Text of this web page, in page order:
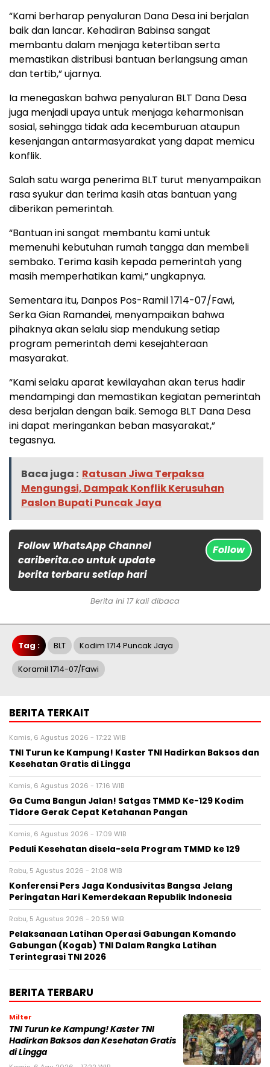
“Kami berharap penyaluran Dana Desa ini berjalan
baik dan lancar. Kehadiran Babinsa sangat
membantu dalam menjaga ketertiban serta
memastikan distribusi bantuan berlangsung aman
dan tertib,” ujarnya.
Ia menegaskan bahwa penyaluran BLT Dana Desa
juga menjadi upaya untuk menjaga keharmonisan
sosial, sehingga tidak ada kecemburuan ataupun
kesenjangan antarmasyarakat yang dapat memicu
konflik.
Salah satu warga penerima BLT turut menyampaikan
rasa syukur dan terima kasih atas bantuan yang
diberikan pemerintah.
“Bantuan ini sangat membantu kami untuk
memenuhi kebutuhan rumah tangga dan membeli
sembako. Terima kasih kepada pemerintah yang
masih memperhatikan kami,” ungkapnya.
Sementara itu, Danpos Pos-Ramil 1714-07/Fawi,
Serka Gian Ramandei, menyampaikan bahwa
pihaknya akan selalu siap mendukung setiap
program pemerintah demi kesejahteraan
masyarakat.
“Kami selaku aparat kewilayahan akan terus hadir
mendampingi dan memastikan kegiatan pemerintah
desa berjalan dengan baik. Semoga BLT Dana Desa
ini dapat meringankan beban masyarakat,”
tegasnya.
Baca juga : Ratusan Jiwa Terpaksa
Mengungsi, Dampak Konflik Kerusuhan
Paslon Bupati Puncak Jaya
Follow WhatsApp Channel
cariberita.co untuk update
berita terbaru setiap hari
Follow
Berita ini 17 kali dibaca
Tag : BLT Kodim 1714 Puncak Jaya
Koramil 1714-07/Fawi
BERITA TERKAIT
Kamis, 6 Agustus 2026 - 17:22 WIB
TNI Turun ke Kampung! Kaster TNI Hadirkan Baksos dan
Kesehatan Gratis di Lingga
Kamis, 6 Agustus 2026 - 17:16 WIB
Ga Cuma Bangun Jalan! Satgas TMMD Ke-129 Kodim
Tidore Gerak Cepat Ketahanan Pangan
Kamis, 6 Agustus 2026 - 17:09 WIB
Peduli Kesehatan disela-sela Program TMMD ke 129
Rabu, 5 Agustus 2026 - 21:08 WIB
Konferensi Pers Jaga Kondusivitas Bangsa Jelang
Peringatan Hari Kemerdekaan Republik Indonesia
Rabu, 5 Agustus 2026 - 20:59 WIB
Pelaksanaan Latihan Operasi Gabungan Komando
Gabungan (Kogab) TNI Dalam Rangka Latihan
Terintegrasi TNI 2026
BERITA TERBARU
Milter
TNI Turun ke Kampung! Kaster TNI
Hadirkan Baksos dan Kesehatan Gratis
di Lingga